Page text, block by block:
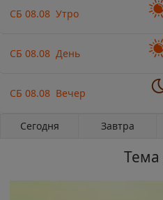
СБ 08.08 Утро
СБ 08.08 День
СБ 08.08 Вечер
Сегодня Завтра
Тема